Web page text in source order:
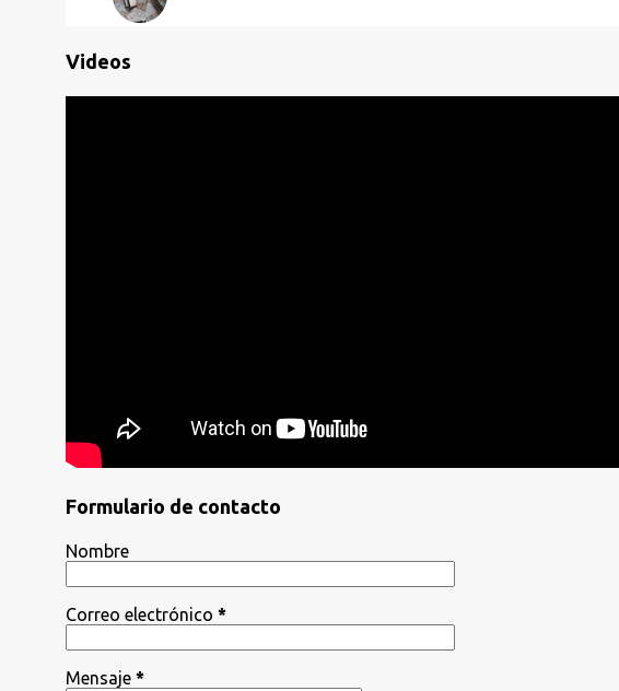
Videos
Formulario de contacto
Nombre
Correo electrónico *
Mensaje *